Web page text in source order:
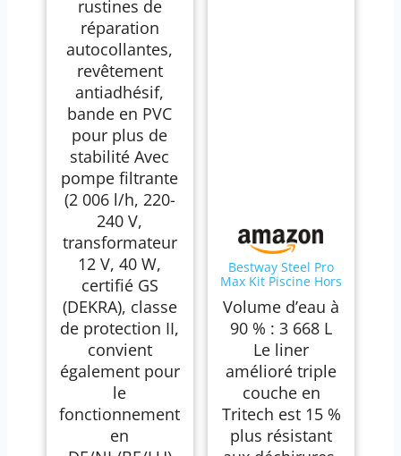
rustines de
réparation
autocollantes,
revêtement
antiadhésif,
bande en PVC
pour plus de
stabilité Avec
pompe filtrante
(2 006 l/h, 220-
240 V,
transformateur
12 V, 40 W,
certifié GS
(DEKRA), classe
de protection II,
convient
également pour
le
fonctionnement
en
Bestway Steel Pro
Max Kit Piscine Hors
cm x 84 cm - Gris
Volume d’eau à
90 % : 3 668 L
Le liner
amélioré triple
couche en
Tritech est 15 %
plus résistant